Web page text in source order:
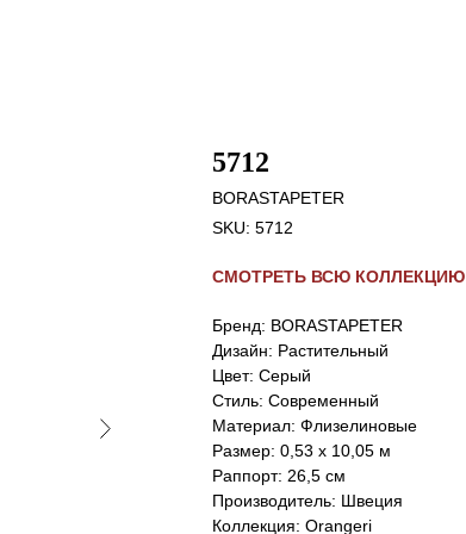
5712
BORASTAPETER
SKU: 5712
СМОТРЕТЬ ВСЮ КОЛЛЕКЦИЮ
Бренд: BORASTAPETER
Дизайн: Растительный
Цвет: Серый
Стиль: Cовременный
Материал: Флизелиновые
Размер: 0,53 х 10,05 м
Раппорт: 26,5 см
Производитель: Швеция
Коллекция: Orangeri